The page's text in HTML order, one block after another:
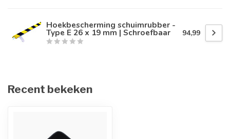
Hoekbescherming schuimrubber -
Type E 26 x 19 mm | Schroefbaar 94,99
Recent bekeken